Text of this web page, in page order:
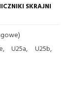
SKRAJNI
U25a, U25b,